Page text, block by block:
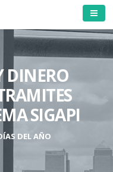
DINERO
SIGAPI
DEL AÑO